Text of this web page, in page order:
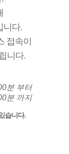
니다.
접속이
니다.
분 부터
분 까지
습니다.